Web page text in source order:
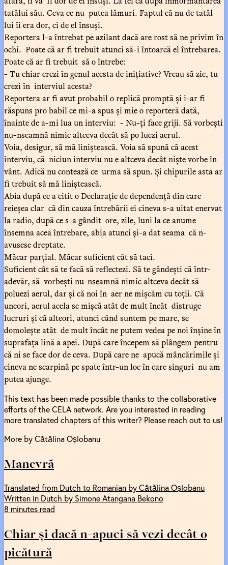
tatălui său. Ceva ce nu putea lămuri. Faptul că nu de tatăl
lui îi era dor, ci de el însuși.
Reportera l-a întrebat pe azilant dacă are rost să ne privim în
ochi. Poate că ar fi trebuit atunci să-i întoarcă el întrebarea.
Poate că ar fi trebuit să o întrebe:
- Tu chiar crezi în genul acesta de inițiative? Vreau să zic, tu
crezi în interviul acesta?
Reportera ar fi avut probabil o replică promptă și i-ar fi
răspuns pro babil ce mi-a spus și mie o reporteră dată,
înainte de a-mi lua un interviu: - Nu-ți face griji. Să vorbești
nu-nseamnă nimic altceva decât să po luezi aerul.
Voia, desigur, să mă liniștească. Voia să spună că acest
interviu, că niciun interviu nu e altceva decât niște vorbe în
vânt. Adică nu contează ce urma să spun. Și chipurile asta ar
fi trebuit să mă liniștească.
Abia după ce a citit o Declarație de dependență din care
reieșea clar că din cauza întrebării ei cineva s-a uitat enervat
la radio, după ce s-a gândit ore, zile, luni la ce anume
însemna acea întrebare, abia atunci și-a dat seama că n-
avusese dreptate.
Măcar parțial. Măcar suficient cât să taci.
Suficient cât să te facă să reflectezi. Să te gândești că într-
adevăr, să vorbești nu-nseamnă nimic altceva decât să
poluezi aerul, dar și că noi în aer ne mișcăm cu toții. Că
uneori, aerul acela se mișcă atât de mult încât distruge
lucruri și că alteori, atunci când suntem pe mare, se
domolește atât de mult încât ne putem vedea pe noi înșine în
suprafața lină a apei. După care începem să plângem pentru
că ni se face dor de ceva. După care ne apucă mâncărimile și
cineva ne scarpină pe spate într-un loc în care singuri nu am
putea ajunge.
This text has been made possible thanks to the collaborative
efforts of the CELA network. Are you interested in reading
more translated chapters of this writer? Please reach out to us!
More by Cătălina Oșlobanu
Manevră
Translated from Dutch to Romanian by Cătălina Oșlobanu
Written in Dutch by Simone Atangana Bekono
8 minutes read
Chiar și dacă n-apuci să vezi decât o
picătură